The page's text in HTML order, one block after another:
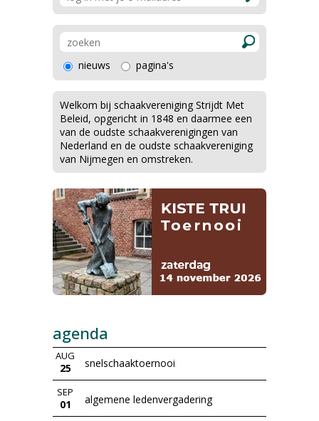
nieuws pagina's
Welkom bij schaakvereniging Strijdt Met
Beleid, opgericht in 1848 en daarmee een
van de oudste schaakverenigingen van
Nederland en de oudste schaakvereniging
van Nijmegen en omstreken.
agenda
AUG
25 snelschaaktoernooi
SEP
01 algemene ledenvergadering